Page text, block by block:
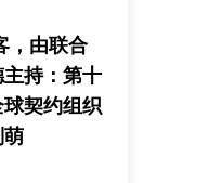
，由联合
持：第十
契约组织
萌